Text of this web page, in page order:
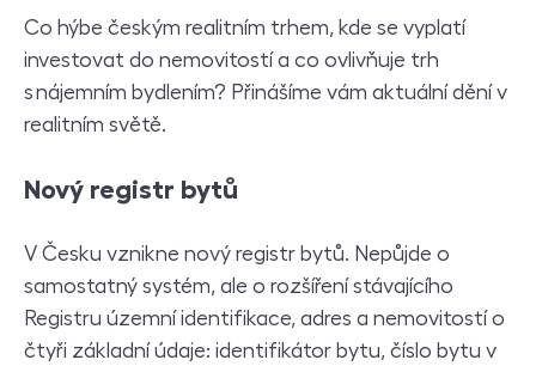
Co hýbe českým realitním trhem, kde se vyplatí
investovat do nemovitostí a co ovlivňuje trh
s nájemním bydlením? Přinášíme vám aktuální dění v
realitním světě.
Nový registr bytů
V Česku vznikne nový registr bytů. Nepůjde o
samostatný systém, ale o rozšíření stávajícího
Registru územní identifikace, adres a nemovitostí o
čtyři základní údaje: identifikátor bytu, číslo bytu v